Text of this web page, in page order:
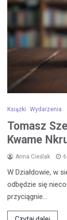
Książki Wydarzenia
Tomasz
Kwame
Anna Cieślak
W Działdowie, w
odbędzie się
przyciągnie…